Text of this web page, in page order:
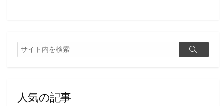
検
索
検
人気の記事